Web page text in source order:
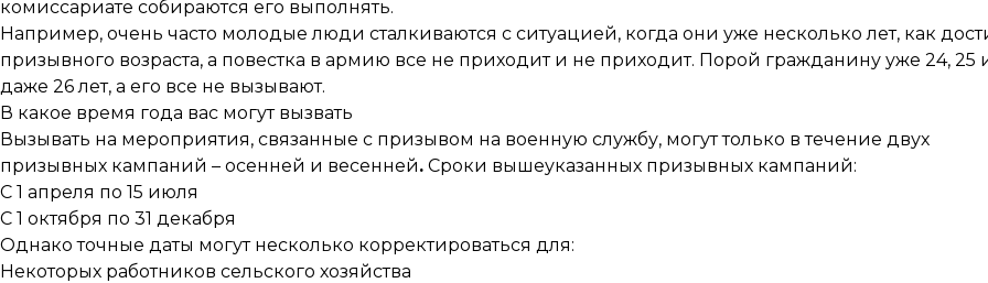
комиссариате собираются его выполнять.
Например, очень часто молодые люди сталкиваются с ситуацией, когда они уже несколько лет, как
призывного возраста, а повестка в армию все не приходит и не приходит. Порой гражданину уже 24, 25
даже 26 лет, а его все не вызывают.
В какое время года вас могут вызвать
Вызывать на мероприятия, связанные с призывом на военную службу, могут только в течение двух
призывных кампаний – осенней и весенней. Сроки вышеуказанных призывных кампаний:
С 1 апреля по 15 июля
С 1 октября по 31 декабря
Однако точные даты могут несколько корректироваться для:
Некоторых работников сельского хозяйства